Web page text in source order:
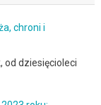
chroni i
od dziesięcioleci